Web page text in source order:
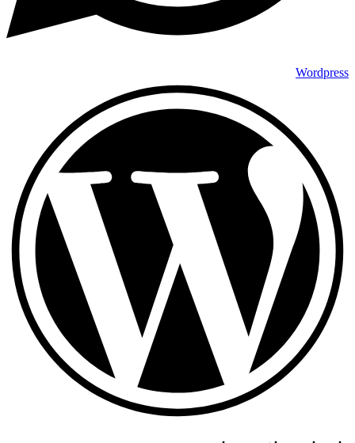
Wordpress